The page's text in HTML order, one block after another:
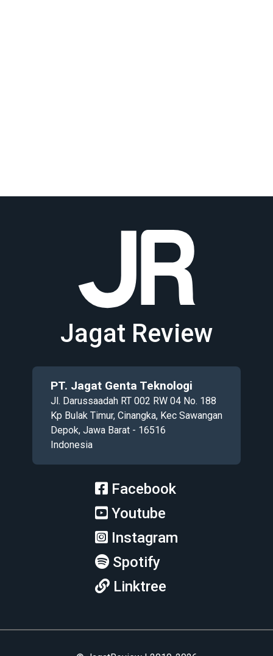
Jagat Review
PT. Jagat Genta Teknologi
Jl. Darussaadah RT 002 RW 04 No. 188
Kp Bulak Timur, Cinangka, Kec Sawangan
Depok, Jawa Barat - 16516
Indonesia
Facebook
Youtube
Instagram
Spotify
Linktree